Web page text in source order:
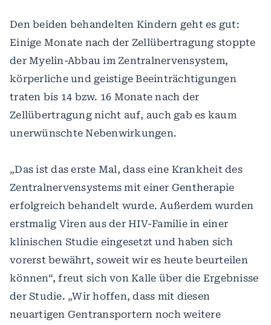
Den beiden behandelten Kindern geht es gut:
Einige Monate nach der Zellübertragung stoppte
der Myelin-Abbau im Zentralnervensystem,
körperliche und geistige Beeinträchtigungen
traten bis 14 bzw. 16 Monate nach der
Zellübertragung nicht auf, auch gab es kaum
unerwünschte Nebenwirkungen.
„Das ist das erste Mal, dass eine Krankheit des
Zentralnervensystems mit einer Gentherapie
erfolgreich behandelt wurde. Außerdem wurden
erstmalig Viren aus der HIV-Familie in einer
klinischen Studie eingesetzt und haben sich
vorerst bewährt, soweit wir es heute beurteilen
können“, freut sich von Kalle über die Ergebnisse
der Studie. „Wir hoffen, dass mit diesen
neuartigen Gentransportern noch weitere